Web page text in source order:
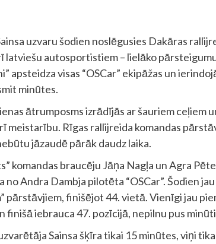
uzvaru šodien noslēgusies Dakāras
autosportistiem – lielāko
apsteidza visas “OSCar” ekipāžas un
minūtes.
ātrumposms izrādījās ar šauriem ceļiem
meistarību. Rīgas rallijreida komandas
jāzaudē pārāk daudz laika.
komandas braucēju Jāņa Nagļa un Agra
Andra Dambja pilotēta “OSCar”. Šodien
pārstāvjiem, finišējot 44. vietā. Vienīgi jau
finišā iebrauca 47. pozīcijā, nepilnu pus
Sainsa šķīra tikai 15 minūtes, viņi